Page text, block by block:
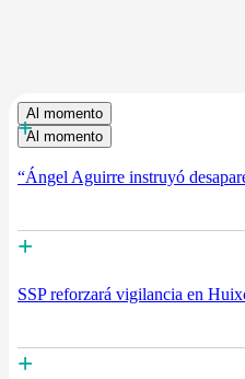
Al momento
Al momento
+
“Ángel Aguirre instruyó
+
SSP reforzará vigilancia en
+